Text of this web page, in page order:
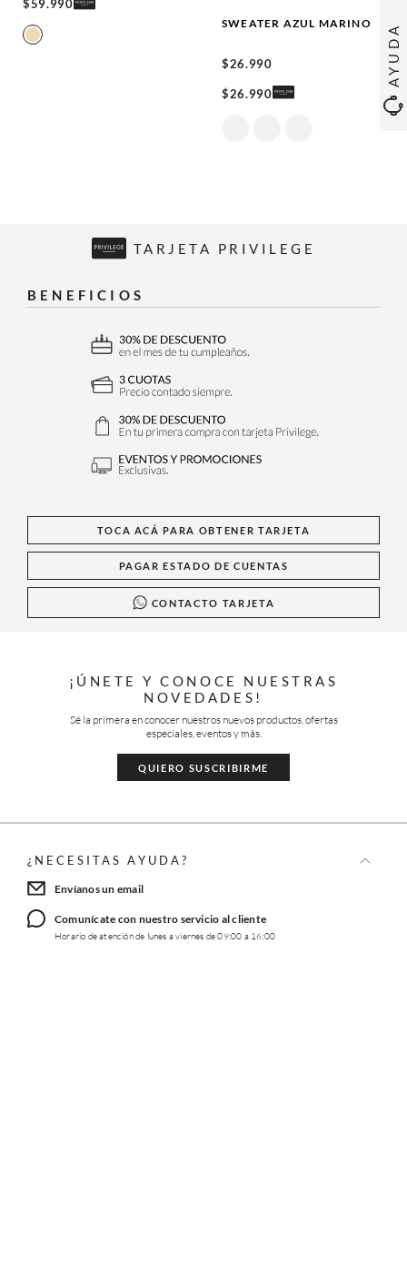
AYUDA
$59.990
SWEATER AZUL MARINO
$26.990
$26.990
TARJETA PRIVILEGE
BENEFICIOS
TOCA ACÁ PARA OBTENER TARJETA
PAGAR ESTADO DE CUENTAS
CONTACTO TARJETA
¡ÚNETE Y CONOCE NUESTRAS
NOVEDADES!
Sé la primera en conocer nuestros nuevos productos, ofertas
especiales, eventos y más.
QUIERO SUSCRIBIRME
¿NECESITAS AYUDA?
Envíanos un email
Comunícate con nuestro servicio al cliente
Horario de atención de lunes a viernes de 09:00 a 16:00